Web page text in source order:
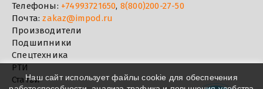
Телефоны: +74993721650, 8(800)200-27-50
Почта:zakaz@impod.ru
Производители
Подшипники
Спецтехника
РТИ
СтатьиНаш сайт использует файлы cookie для обеспечения